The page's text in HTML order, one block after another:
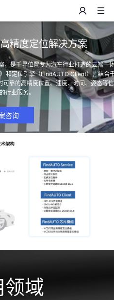
精度定位解决方案
，是千寻位置专为汽车行业打造的云端一
和定位引擎（FindAUTO Client），结合
可靠的高精度位置、速度、时间、姿态等
行业服务。
咨询
领域